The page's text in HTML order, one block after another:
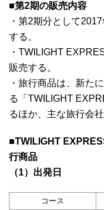
■第2期の販売内容
・第2期分として
する。
・TWILIGHT
販売する。
・旅行商品は、新た
る「TWILIGHT
るほか、主な旅行会
■TWILIGHT
行商品
（1）出発日
コース